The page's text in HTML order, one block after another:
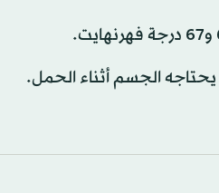
الجسم أثناء الحمل.